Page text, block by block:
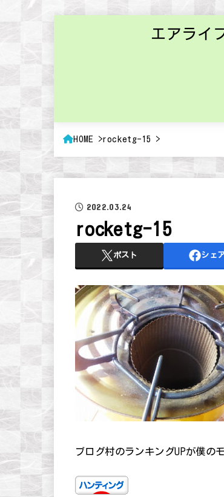
エアライ
HOME rocketg-15
2022.03.24
rocketg-15
ポスト シェ
ブログ村のランキングUPが僕の